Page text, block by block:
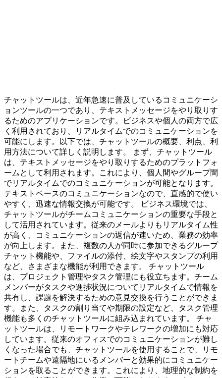
チャットツールは、近年急速に普及しているコミュニケーシ
ョンツールの一つであり、テキストメッセージをやり取りす
るためのアプリケーションです。ビジネスや個人の両方で広
く利用されており、リアルタイムでのコミュニケーションを
可能にします。以下では、チャットツールの概要、利点、利
用方法について詳しく説明します。 まず、チャットツール
は、テキストメッセージをやり取りするためのプラットフォ
ームとして利用されます。これにより、個人間やグループ間
でリアルタイムでのコミュニケーションが可能となります。
テキストベースのコミュニケーションなので、直感的で使い
やすく、迅速な情報交換が可能です。 ビジネス環境では、
チャットツールがチームコミュニケーションの重要な手段と
して活用されています。従来のメールよりもリアルタイム性
が高く、コミュニケーションの返信が速いため、業務の効率
が向上します。また、複数の人が同時に参加できるグループ
チャット機能や、ファイルの添付、絵文字やスタンプの利用
など、さまざまな機能が利用できます。 チャットツール
は、プロジェクト管理やタスク管理にも役立ちます。チーム
メンバーがタスクや進捗状況についてリアルタイムで情報を
共有し、課題を解決するための意見交換を行うことができま
す。また、タスクの割り当てや期限の設定など、タスク管理
機能も多くのチャットツールに組み込まれています。 チャ
ットツールは、リモートワークやテレワークの増加にも対応
しています。従来のオフィスでのコミュニケーションが難し
くなった場合でも、チャットツールを使用することで、リモ
ートチームや遠隔地にいるメンバーと効果的にコミュニケー
ションを取ることができます。これにより、地理的な制約を